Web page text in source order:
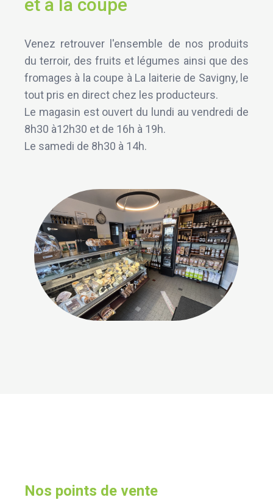
et à la coupe
Venez retrouver l'ensemble de nos produits
du terroir, des fruits et légumes ainsi que des
fromages à la coupe à La laiterie de Savigny, le
tout pris en direct chez les producteurs.
Le magasin est ouvert du lundi au vendredi de
8h30 à12h30 et de 16h à 19h.
Le samedi de 8h30 à 14h.
Nos points de vente